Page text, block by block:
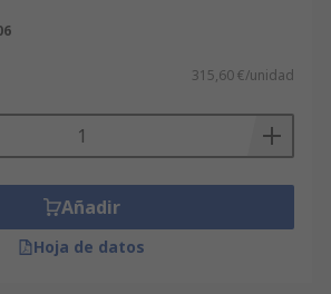
315,60 €/unidad
Añadir
Hoja de datos